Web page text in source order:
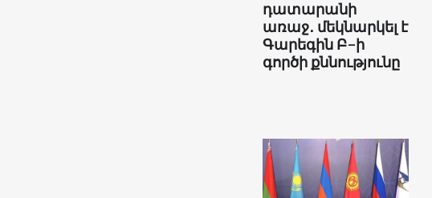
դատարանի
առաջ․ մեկնարկել է
Գարեգին Բ-ի
գործի քննությունը